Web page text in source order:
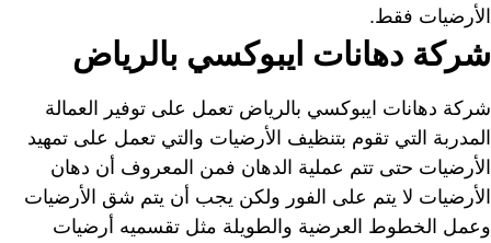
الأرضيات فقط.
شركة دهانات ايبوكسي بالرياض
شركة دهانات ايبوكسي بالرياض تعمل على توفير العمالة
المدربة التي تقوم بتنظيف الأرضيات والتي تعمل على تمهيد
الأرضيات حتى تتم عملية الدهان فمن المعروف أن دهان
الأرضيات لا يتم على الفور ولكن يجب أن يتم شق الأرضيات
وعمل الخطوط العرضية والطويلة مثل تقسميه أرضيات